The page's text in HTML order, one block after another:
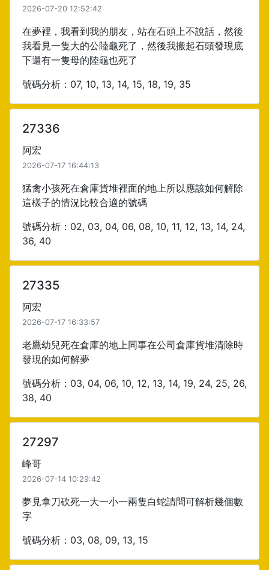
2026-07-20 12:52:42
在夢裡，我看到我的朋友，站在石頭上不說話，然後
我看見一隻大的公陸龜死了，然後我搬起石頭發現底
下還有一隻母的陸龜也死了
號碼分析：07, 10, 13, 14, 15, 18, 19, 35
27336
阿宏
2026-07-17 16:44:13
猛禽小孩死在倉庫貨堆裡面的地上所以應該如何解除
這樣子的情況比較合適的號碼
號碼分析：02, 03, 04, 06, 08, 10, 11, 12, 13, 14, 24,
36, 40
27335
阿宏
2026-07-17 16:33:57
老鷹幼兒死在倉庫的地上同事在公司倉庫貨堆清除時
發現的如何解夢
號碼分析：03, 04, 06, 10, 12, 13, 14, 19, 24, 25, 26,
38, 40
27297
峰哥
2026-07-14 10:29:42
夢見拿刀砍死一大一小一兩隻白蛇請問可解析幾個數
字
號碼分析：03, 08, 09, 13, 15